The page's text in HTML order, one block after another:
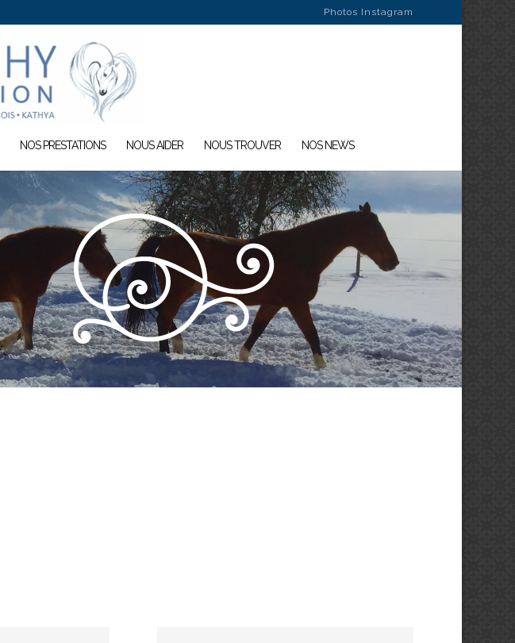
Photos Instagram
NOS PRESTATIONS NOUS AIDER NOUS TROUVER NOS NEWS